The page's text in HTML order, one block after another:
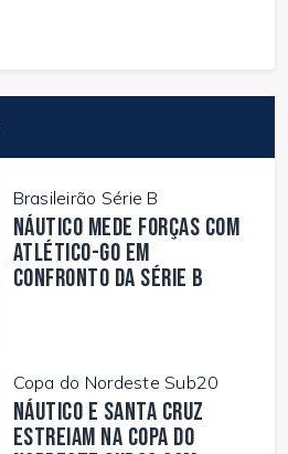
Brasileirão Série B
Náutico mede forças com
Atlético-GO em
confronto da Série B
Copa do Nordeste Sub20
Náutico e Santa Cruz
estreiam na Copa do